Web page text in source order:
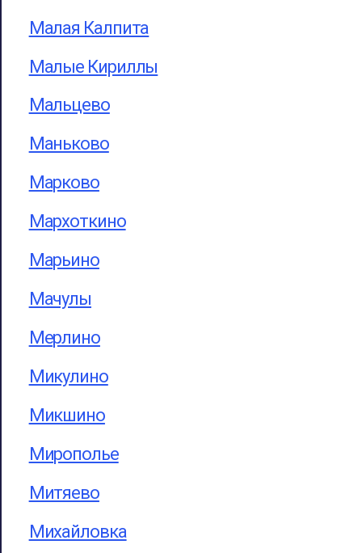
Малая Калпита
Малые Кириллы
Мальцево
Маньково
Марково
Мархоткино
Марьино
Мачулы
Мерлино
Микулино
Микшино
Мирополье
Митяево
Михайловка